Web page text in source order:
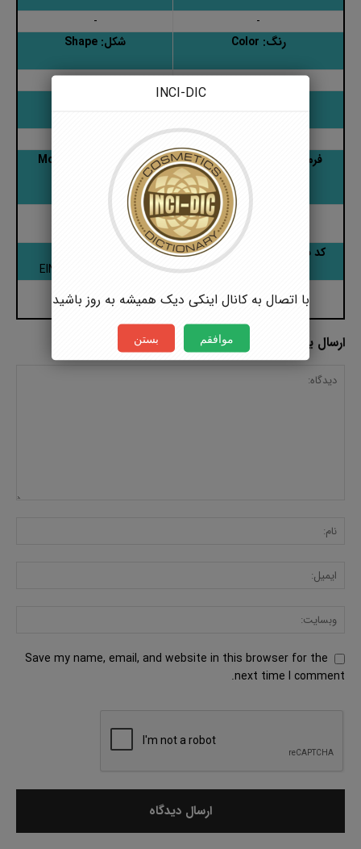
-
-
رنگ: Color
شکل: Shape
-
-
فرمول شیمیایی: Chemical
Formula
وزن ملکولی: Molecular
Weight
C5H12NO2
کد بین المللی: CAS Number
کد اتحادیه اروپا: EINECS
107-43-7
203-490-6
ارسال یک پاسخ
Save my name, email, and website in this browser for the
next time I comment.
INCI-DIC
با اتصال به کانال اینکی دیک همیشه به روز باشید
موافقم بستن